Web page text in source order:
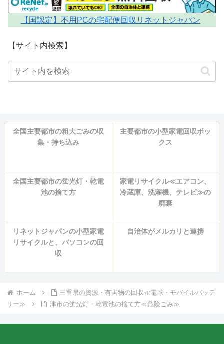
【国認定】不用PCの宅配便回収リネットジャパン
【サイト内検索】
全国主要都市の粗大ごみの収
集・持ち込み
主要都市の小型家電回収ボッ
クス
全国主要都市の蛍光灯・乾電
池の捨て方
家電リサイクル≪エアコン、
冷蔵庫、洗濯機、テレビ≫の
廃棄
リネットジャパンの小型家電
リサイクルと、パソコンの回
収
自治体がメルカリと連携
ホーム
三重県の資源・有害物の回収≪電球・モバイルバッテ
リー≫
津市の蛍光灯・乾電池の捨て方≪危険ごみ≫